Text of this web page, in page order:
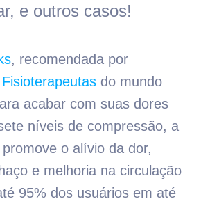
e outros casos!
, recomendada por
Fisioterapeutas do mundo
acabar com suas dores
níveis de compressão, a
promove o alívio da dor,
e melhoria na circulação
95% dos usuários em até